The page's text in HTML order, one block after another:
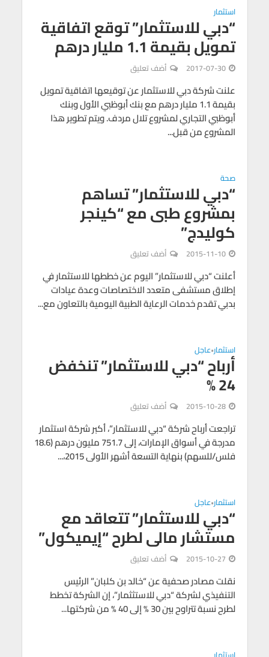
استثمار
“دبي للاستثمار” توقع اتفاقية
تمويل بقيمة 1.1 مليار درهم
2017-07-30 أضف تعليق
علنت شركة دبي للاستثمار عن توقيعها اتفاقية تمويل
بقيمة 1.1 مليار درهم مع بنك أبوظبي الأول وبنك
أبوظبي التجاري لمشروع تلال مردف. ويتم تطوير هذا
المشروع من قبل...
صحة
“دبي للاستثمار” تساهم
بمشروع طبى مع “كينجر
كوليدج”
2015-11-10 أضف تعليق
أعلنت “دبي للاستثمار” اليوم عن خططها للاستثمار في
إطلاق مستشفى متعدد الاختصاصات وعدة عيادات
بدبي تقدم خدمات الرعاية الطبية اليومية بالتعاون مع...
استثمار•عاجل
أرباح “دبي للاستثمار” تنخفض
24 %
2015-10-28 أضف تعليق
تراجعت أرباح شركة “دبي للاستثمار”، أكبر شركة استثمار
مدرجة في أسواق الإمارات، إلى 751.7 مليون درهم (18.6
فلس/للسهم) بنهاية التسعة أشهر الأولى 2015،...
استثمار•عاجل
“دبي للاستثمار” تتعاقد مع
مستشار مالى لطرح “إيميكول”
2015-10-27 أضف تعليق
نقلت مصادر صحفية عن “خالد بن كلبان” الرئيس
التنفيذي لشركة “دبي للاستثثمار”، إن الشركة تخطط
لطرح نسبة تتراوح بين 30 % إلى 40 % من شركتها...